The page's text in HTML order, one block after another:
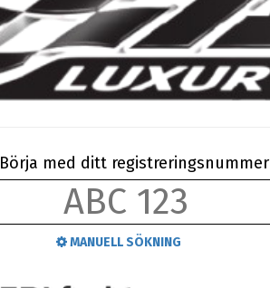
Börja med ditt registreringsnummer
MANUELL SÖKNING